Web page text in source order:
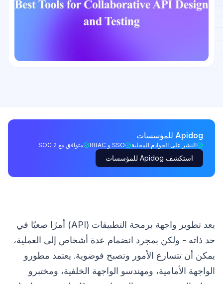
Apidog للمؤسسات
النشر على الخوادم المحلية SSO و RBAC متوافق مع SOC 2
استكشف Apidog للمؤسسات
يعد تطوير واجهة برمجة التطبيقات (API) أمرًا صعبًا في
حد ذاته - ولكن بمجرد انضمام عدة أشخاص إلى العملية،
يمكن أن تتسارع الأمور وتصبح فوضوية. يعتمد مطورو
الواجهة الأمامية، ومهندسو الواجهة الخلفية، ومختبرو